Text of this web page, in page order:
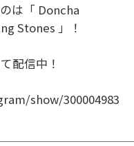
は「 Doncha
Stones 」！
配信中！
show/300004983